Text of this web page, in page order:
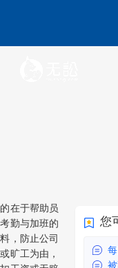
在于帮助员
勤与加班的
，防止公司
旷工为由，
您